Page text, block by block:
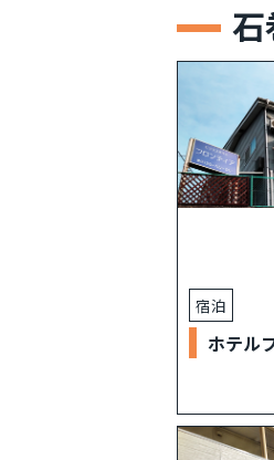
宿泊
ホテル